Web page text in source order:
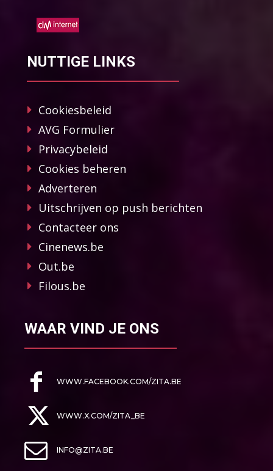
NUTTIGE LINKS
Cookiesbeleid
AVG Formulier
Privacybeleid
Cookies beheren
Adverteren
Uitschrijven op push berichten
Contacteer ons
Cinenews.be
Out.be
Filous.be
WAAR VIND JE ONS
WWW.FACEBOOK.COM/ZITA.BE
WWW.X.COM/ZITA_BE
INFO@ZITA.BE